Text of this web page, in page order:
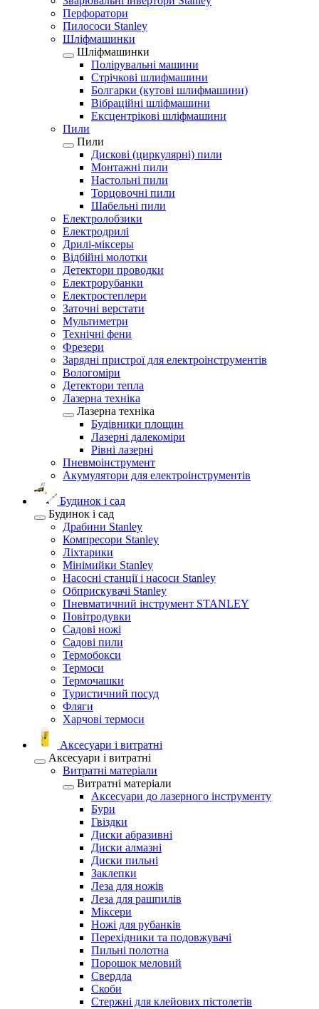
Перфоратори
Пилососи Stanley
Шліфмашинки
Шліфмашинки
Полірувальні машини
Стрічкові шлифмашини
Болгарки (кутові шлифмашини)
Вібраційні шліфмашини
Ексцентрікові шліфмашини
Пили
Пили
Дискові (циркулярні) пили
Монтажні пили
Настольні пили
Торцовочні пили
Шабельні пили
Електролобзики
Електродрилі
Дрилі-міксеры
Відбійні молотки
Детектори проводки
Електрорубанки
Електростеплери
Заточні верстати
Мультиметри
Технічні фени
Фрезери
Зарядні пристрої для електроінструментів
Вологоміри
Детектори тепла
Лазерна техніка
Лазерна техніка
Будівники площин
Лазерні далекоміри
Рівні лазерні
Пневмоінструмент
Акумулятори для електроінструментів
Будинок і сад
Будинок і сад
Драбини Stanley
Компресори Stanley
Ліхтарики
Мінімийки Stanley
Насосні станції і насоси Stanley
Обприскувачі Stanley
Пневматичний інструмент STANLEY
Повітродувки
Садові ножі
Садові пили
Термобокси
Термоси
Термочашки
Туристичний посуд
Фляги
Харчові термоси
Аксесуари і витратні
Аксесуари і витратні
Витратні матеріали
Витратні матеріали
Аксесуари до лазерного інструменту
Бури
Гвіздки
Диски абразивні
Диски алмазні
Диски пильні
Заклепки
Леза для ножів
Леза для рашпилів
Міксери
Ножі для рубанків
Перехідники та подовжувачі
Пильні полотна
Порошок меловий
Свердла
Скоби
Стержні для клейових пістолетів